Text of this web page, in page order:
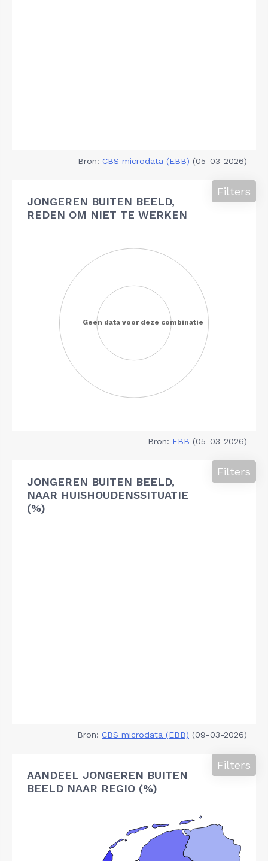
Bron: CBS microdata (EBB) (05-03-2026)
JONGEREN BUITEN BEELD,
REDEN OM NIET TE WERKEN
Filters
Bron: EBB (05-03-2026)
JONGEREN BUITEN BEELD,
NAAR HUISHOUDENSSITUATIE
(%)
Filters
Bron: CBS microdata (EBB) (09-03-2026)
AANDEEL JONGEREN BUITEN
BEELD NAAR REGIO (%)
Filters